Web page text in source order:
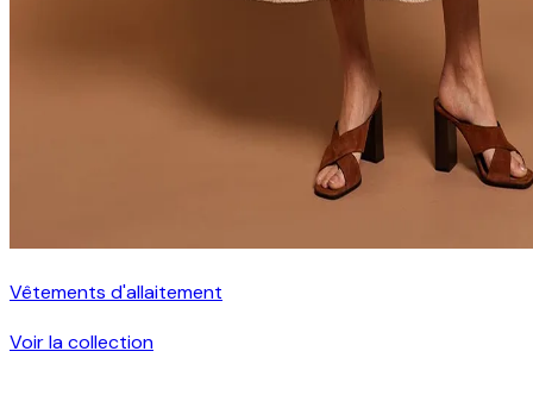
Vêtements d'allaitement
Voir la collection